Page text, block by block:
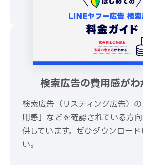
無料でダウンロードす
検索広告の費用感がわ
検索広告（リスティング広告）
用感」などを確認されている方
供しています。ぜひダウンロード
い。